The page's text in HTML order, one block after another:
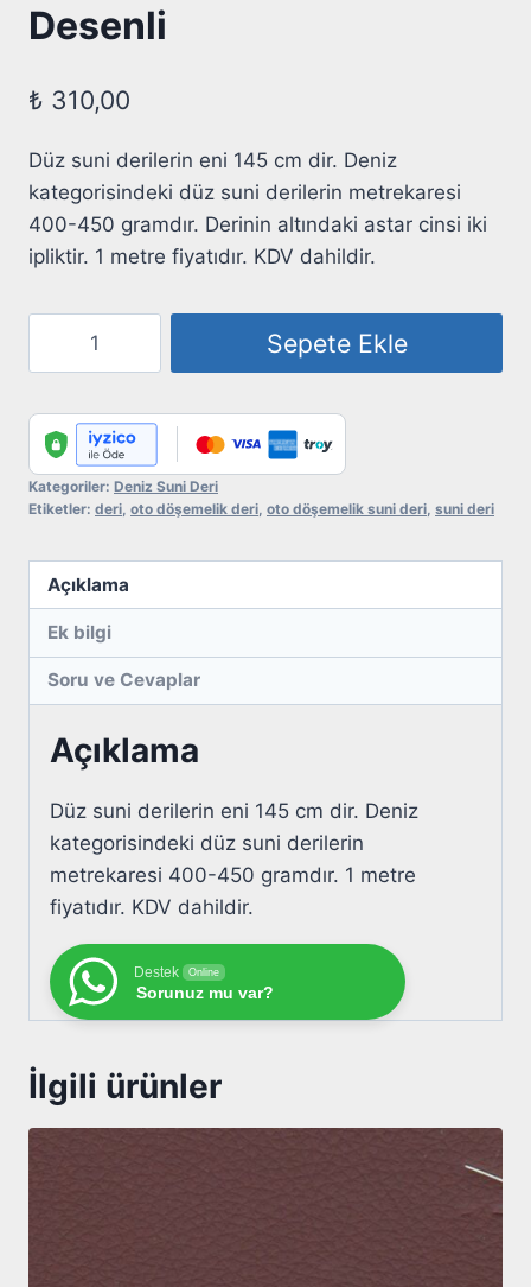
Desenli
₺ 310,00
Düz suni derilerin eni 145 cm dir. Deniz
kategorisindeki düz suni derilerin metrekaresi
400-450 gramdır. Derinin altındaki astar cinsi iki
ipliktir. 1 metre fiyatıdır. KDV dahildir.
273
Mavi
Desenli
adet
Sepete Ekle
Kategoriler: Deniz Suni Deri
Etiketler: deri, oto döşemelik deri, oto döşemelik suni deri, suni deri
Açıklama
Ek bilgi
Soru ve Cevaplar
Açıklama
Düz suni derilerin eni 145 cm dir. Deniz
kategorisindeki düz suni derilerin
metrekaresi 400-450 gramdır. 1 metre
fiyatıdır. KDV dahildir.
Destek Online
Sorunuz mu var?
İlgili ürünler